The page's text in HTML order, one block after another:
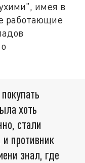
имея в
работающие
хоть
стали
и противник
знал, где